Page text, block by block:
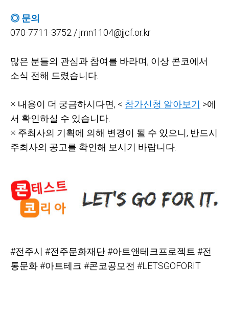
◎ 문의
070-7711-3752 / jmn1104@jjcf.or.kr
많은 분들의 관심과 참여를 바라며, 이상 콘코에서
소식 전해 드렸습니다.
※ 내용이 더 궁금하시다면, < 참가신청 알아보기 >에
서 확인하실 수 있습니다.
※ 주최사의 기획에 의해 변경이 될 수 있으니, 반드시
주최사의 공고를 확인해 보시기 바랍니다.
#전주시 #전주문화재단#아트앤테크프로젝트 #전
통문화#아트테크 #콘코공모전 #LETSGOFORIT